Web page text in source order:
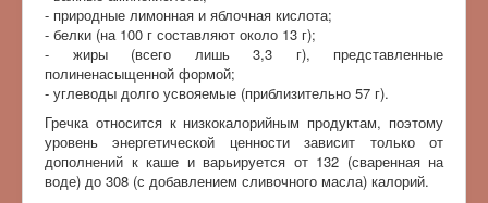
- природные лимонная и яблочная кислота;
- белки (на 100 г составляют около 13 г);
- жиры (всего лишь 3,3 г), представленные
полиненасыщенной формой;
- углеводы долго усвояемые (приблизительно 57 г).
Гречка относится к низкокалорийным продуктам, поэтому
уровень энергетической ценности зависит только от
дополнений к каше и варьируется от 132 (сваренная на
воде) до 308 (с добавлением сливочного масла) калорий.